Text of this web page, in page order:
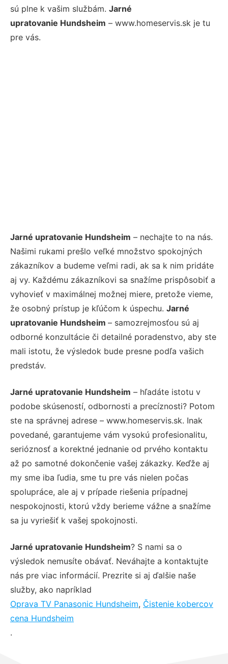
sú plne k vašim službám. Jarné
upratovanie Hundsheim – www.homeservis.sk je tu
pre vás.
Jarné upratovanie Hundsheim – nechajte to na nás.
Našimi rukami prešlo veľké množstvo spokojných
zákazníkov a budeme veľmi radi, ak sa k nim pridáte
aj vy. Každému zákazníkovi sa snažíme prispôsobiť a
vyhovieť v maximálnej možnej miere, pretože vieme,
že osobný prístup je kľúčom k úspechu. Jarné
upratovanie Hundsheim – samozrejmosťou sú aj
odborné konzultácie či detailné poradenstvo, aby ste
mali istotu, že výsledok bude presne podľa vašich
predstáv.
Jarné upratovanie Hundsheim – hľadáte istotu v
podobe skúseností, odbornosti a precíznosti? Potom
ste na správnej adrese – www.homeservis.sk. Inak
povedané, garantujeme vám vysokú profesionalitu,
serióznosť a korektné jednanie od prvého kontaktu
až po samotné dokončenie vašej zákazky. Keďže aj
my sme iba ľudia, sme tu pre vás nielen počas
spolupráce, ale aj v prípade riešenia prípadnej
nespokojnosti, ktorú vždy berieme vážne a snažíme
sa ju vyriešiť k vašej spokojnosti.
Jarné upratovanie Hundsheim? S nami sa o
výsledok nemusíte obávať. Neváhajte a kontaktujte
nás pre viac informácií. Prezrite si aj ďalšie naše
služby, ako napríklad
Oprava TV Panasonic Hundsheim, Čistenie kobercov
cena Hundsheim
.